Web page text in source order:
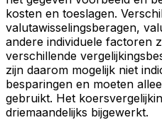
kosten en toeslagen.
valutawisselingsberagen,
andere individuele factoren
verschillende
zijn daarom mogelijk niet
besparingen en moeten
gebruikt. Het
driemaandelijks bijgewerkt.